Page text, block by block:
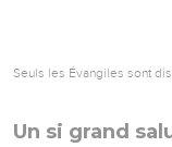
Seuls les Évangiles sont
Un si grand